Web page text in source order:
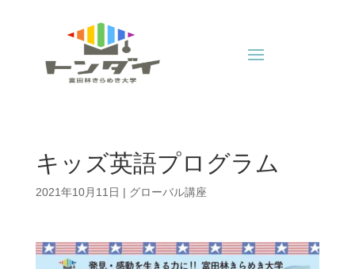
キッズ英語プログラム
2021年10月11日 | グローバル講座